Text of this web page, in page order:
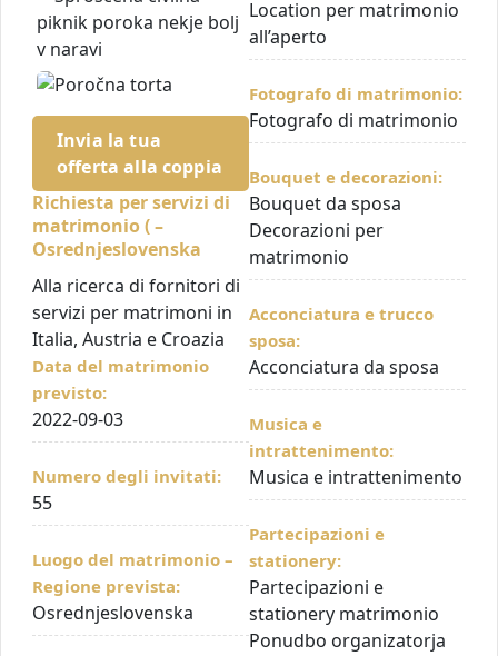
Invia la tua
offerta alla coppia
Richiesta per servizi di
matrimonio ( –
Osrednjeslovenska
Alla ricerca di fornitori di
servizi per matrimoni in
Italia, Austria e Croazia
Data del matrimonio
previsto:
2022-09-03
Numero degli invitati:
55
Luogo del matrimonio –
Regione prevista:
Osrednjeslovenska
Location per matrimonio
all’aperto
Fotografo di matrimonio:
Fotografo di matrimonio
Bouquet e decorazioni:
Bouquet da sposa
Decorazioni per
matrimonio
Acconciatura e trucco
sposa:
Acconciatura da sposa
Musica e
intrattenimento:
Musica e intrattenimento
Partecipazioni e
stationery:
Partecipazioni e
stationery matrimonio
Ponudbo organizatorja